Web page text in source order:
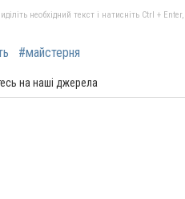
необхідний текст і натисніть Ctrl +
#майстерня
на наші джерела